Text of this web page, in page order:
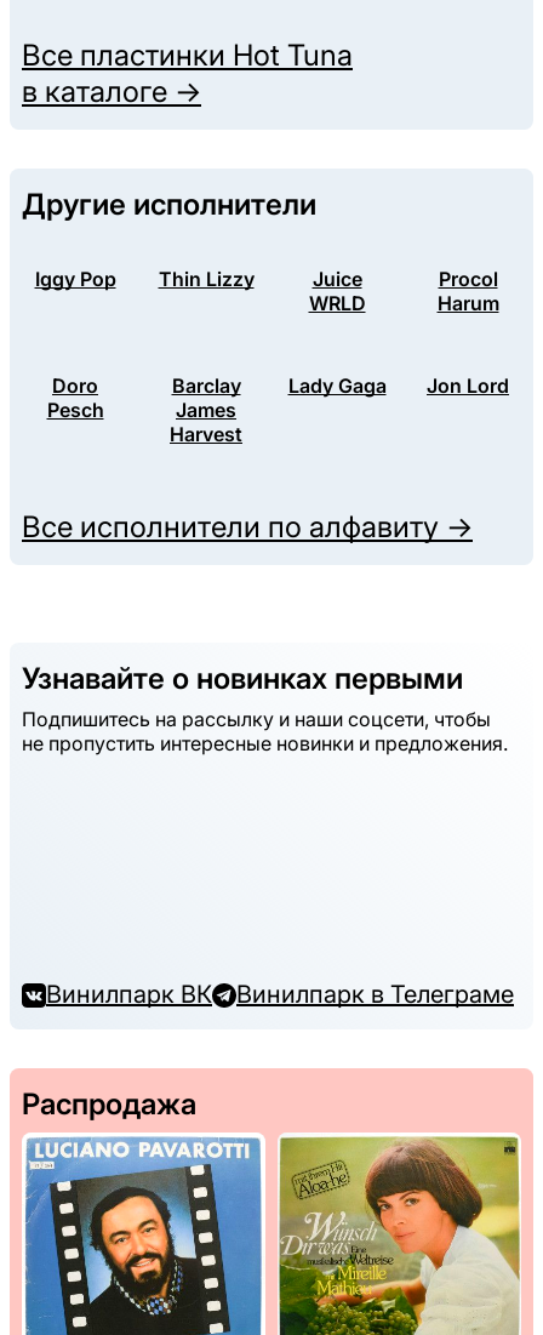
Все пластинки Hot Tuna
в каталоге →
Другие исполнители
Iggy Pop Thin Lizzy
Juice
WRLD
Procol
Harum
Doro
Pesch
Barclay
James
Harvest
Lady Gaga Jon Lord
Все исполнители по алфавиту →
Узнавайте о новинках первыми
Подпишитесь на рассылку и наши соцсети, чтобы
не пропустить интересные новинки и предложения.
Винилпарк ВК Винилпарк в Телеграме
Распродажа